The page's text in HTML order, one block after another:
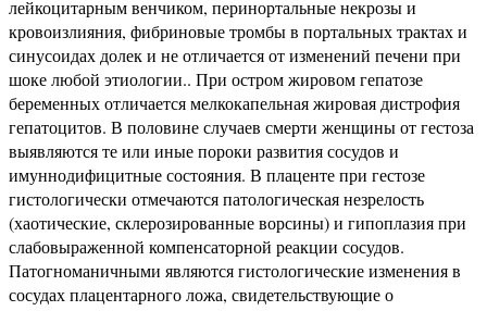
лейкоцитарным венчиком, перинортальные некрозы и
кровоизлияния, фибриновые тромбы в портальных трактах и
синусоидах долек и не отличается от изменений печени при
шоке любой этиологии.. При остром жировом гепатозе
беременных отличается мелкокапельная жировая дистрофия
гепатоцитов. В половине случаев смерти женщины от гестоза
выявляются те или иные пороки развития сосудов и
имуннодифицитные состояния. В плаценте при гестозе
гистологически отмечаются патологическая незрелость
(хаотические, склерозированные ворсины) и гипоплазия при
слабовыраженной компенсаторной реакции сосудов.
Патогноманичными являются гистологические изменения в
сосудах плацентарного ложа, свидетельствующие о